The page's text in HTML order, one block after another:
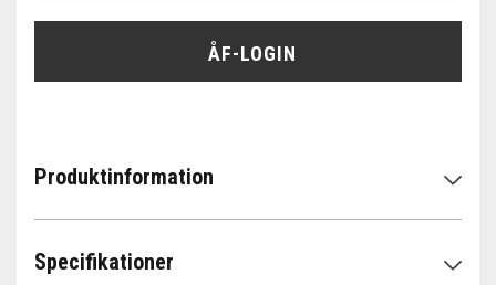
ÅF-LOGIN
Produktinformation
Specifikationer